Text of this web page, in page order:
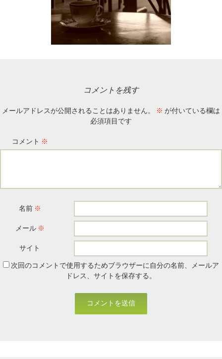
コメントを残す
メールアドレスが公開されることはありません。 ※ が付いている欄は
必須項目です
コメント ※
名前 ※
メール ※
サイト
次回のコメントで使用するためブラウザーに自分の名前、メールア
ドレス、サイトを保存する。